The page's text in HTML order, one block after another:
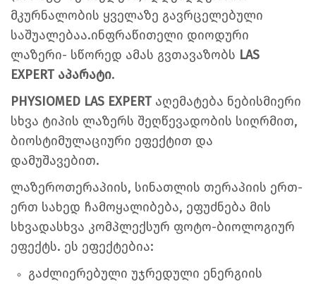
მკურნალობის ყველაზე გავრცელებული
საშუალებაა.ინფრაწითელი დიოდური
ლაზერი- სწორედ ამას გვთავაზობს LAS
EXPERT აპარატი.
PHYSIOMED LAS EXPERT აღემატება ნებისმიერი
სხვა ტიპის ლაზერს შეღწევადობის სიღრმით,
ბიოსტიმულაციური ეფექტით და
დამუშავებით.
ლაზეროთერაპიის, სინათლის თერაპიის ერთ-
ერთ სახედ ჩამოყალიბება, ეფუძნება მის
სხვადასხვა კომპლექსურ ფოტო-ბიოლოგიურ
ეფექტს. ეს ეფექტებია:
გაძლიერებული უჯრედული ენერგიის